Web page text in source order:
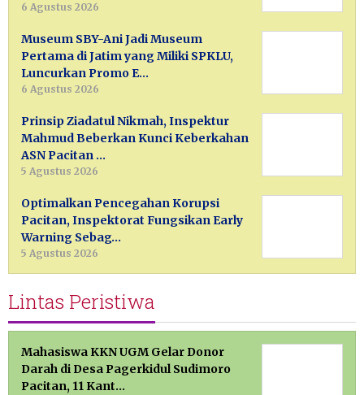
6 Agustus 2026
Museum SBY-Ani Jadi Museum
Pertama di Jatim yang Miliki SPKLU,
Luncurkan Promo E…
6 Agustus 2026
Prinsip Ziadatul Nikmah, Inspektur
Mahmud Beberkan Kunci Keberkahan
ASN Pacitan …
5 Agustus 2026
Optimalkan Pencegahan Korupsi
Pacitan, Inspektorat Fungsikan Early
Warning Sebag…
5 Agustus 2026
Lintas Peristiwa
Mahasiswa KKN UGM Gelar Donor
Darah di Desa Pagerkidul Sudimoro
Pacitan, 11 Kant…